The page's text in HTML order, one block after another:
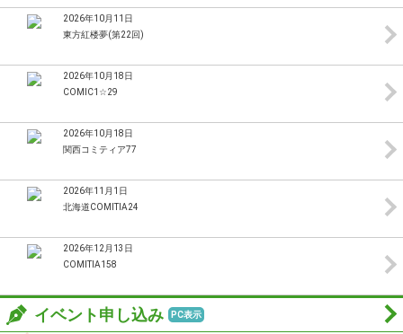
2026年10月11日
東方紅楼夢(第22回)
2026年10月18日
COMIC1☆29
2026年10月18日
関西コミティア77
2026年11月1日
北海道COMITIA24
2026年12月13日
COMITIA158
イベント申し込み